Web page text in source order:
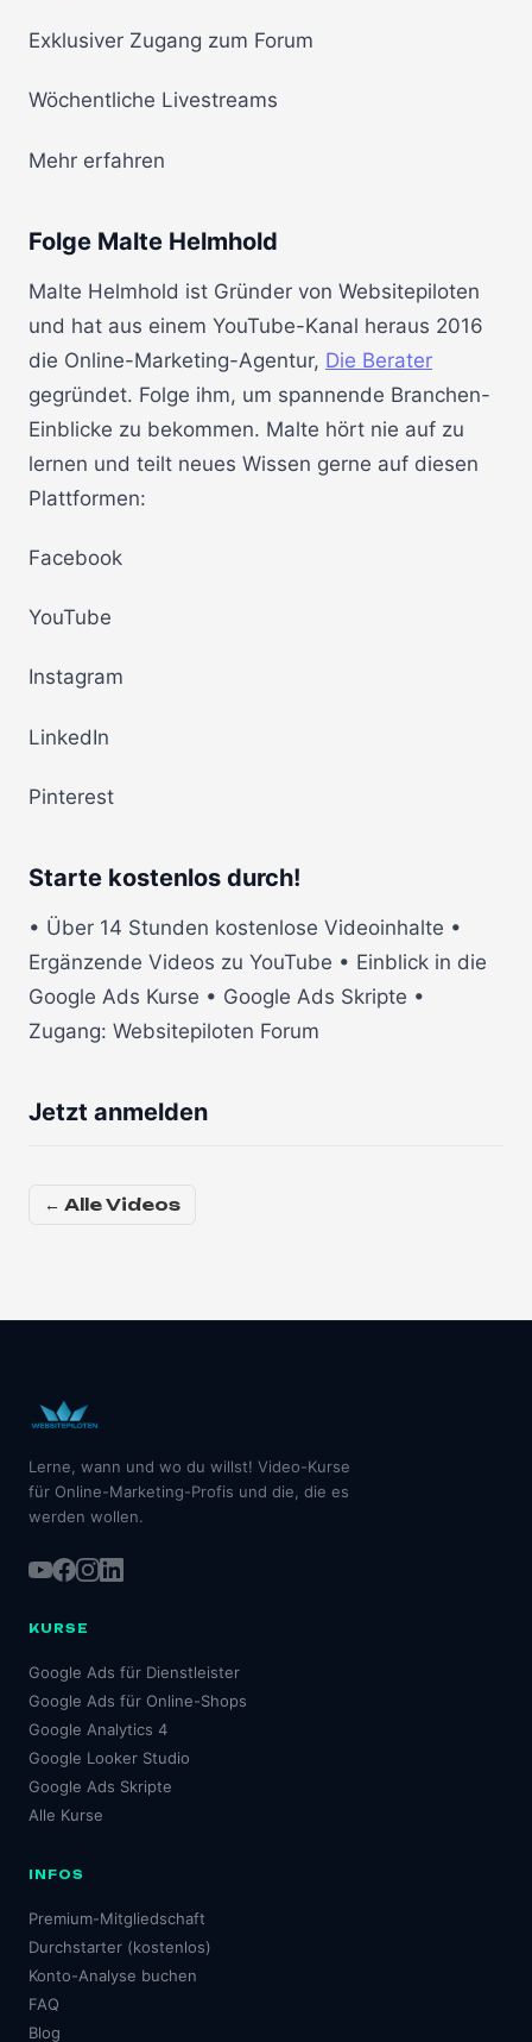
Exklusiver Zugang zum Forum
Wöchentliche Livestreams
Mehr erfahren
Folge Malte Helmhold
Malte Helmhold ist Gründer von Websitepiloten
und hat aus einem YouTube-Kanal heraus 2016
die Online-Marketing-Agentur, Die Berater
gegründet. Folge ihm, um spannende Branchen-
Einblicke zu bekommen. Malte hört nie auf zu
lernen und teilt neues Wissen gerne auf diesen
Plattformen:
Facebook
YouTube
Instagram
LinkedIn
Pinterest
Starte kostenlos durch!
• Über 14 Stunden kostenlose Videoinhalte •
Ergänzende Videos zu YouTube • Einblick in die
Google Ads Kurse • Google Ads Skripte •
Zugang: Websitepiloten Forum
Jetzt anmelden
← Alle Videos
Lerne, wann und wo du willst! Video-Kurse
für Online-Marketing-Profis und die, die es
werden wollen.
KURSE
Google Ads für Dienstleister
Google Ads für Online-Shops
Google Analytics 4
Google Looker Studio
Google Ads Skripte
Alle Kurse
INFOS
Premium-Mitgliedschaft
Durchstarter (kostenlos)
Konto-Analyse buchen
FAQ
Blog